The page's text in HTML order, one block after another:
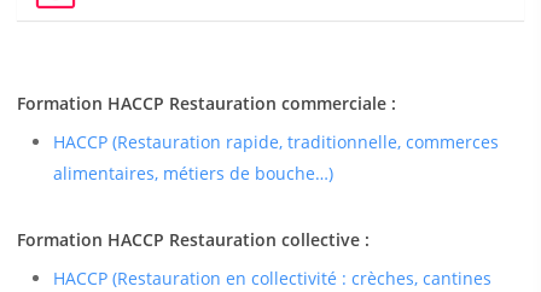
Formation HACCP Restauration commerciale :
HACCP (Restauration rapide, traditionnelle, commerces
alimentaires, métiers de bouche…)
Formation HACCP Restauration collective :
HACCP (Restauration en collectivité : crèches, cantines